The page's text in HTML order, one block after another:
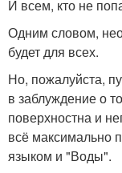
И всем, кто не
Одним словом,
будет для всех.
Но, пожалуйста,
в заблуждение о
поверхностна и
всё максимально
языком и "Воды".